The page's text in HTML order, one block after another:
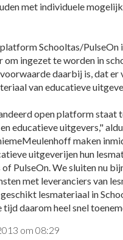
met individuele
Schooltas/PulseOn
om ingezet te worden in
daarbij is, dat er
van educatieve
open platform staat
educatieve uitgevers,"
maken
uitgeverijen hun
of PulseOn. We sluiten nu
met leveranciers van
lesmateriaal in
tijd daarom heel snel
om 08:29